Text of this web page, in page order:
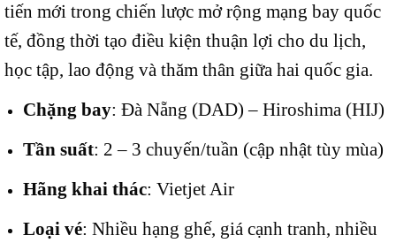
tiến mới trong chiến lược mở rộng mạng bay quốc
tế, đồng thời tạo điều kiện thuận lợi cho du lịch,
học tập, lao động và thăm thân giữa hai quốc gia.
Chặng bay: Đà Nẵng (DAD) – Hiroshima (HIJ)
Tần suất: 2 – 3 chuyến/tuần (cập nhật tùy mùa)
Hãng khai thác: Vietjet Air
Loại vé: Nhiều hạng ghế, giá cạnh tranh, nhiều